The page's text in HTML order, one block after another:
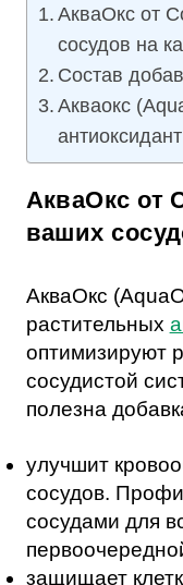
АкваОкс от
сосудов на
Состав
Акваокс
антиоксидант
АкваОкс от
ваших
АкваОкс
растительных
оптимизируют
сосудистой
полезна
улучшит
сосудов.
сосудами для
защищает